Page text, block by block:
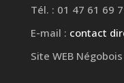
Tél. : 01 47 61 69
E-mail : contact
Site WEB Négobois